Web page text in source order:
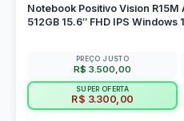
Notebook Positivo Vision R15M
512GB 15.6″ FHD IPS Windows
PREÇO JUSTO
R$ 3.500,00
SUPER OFERTA
R$ 3.300,00